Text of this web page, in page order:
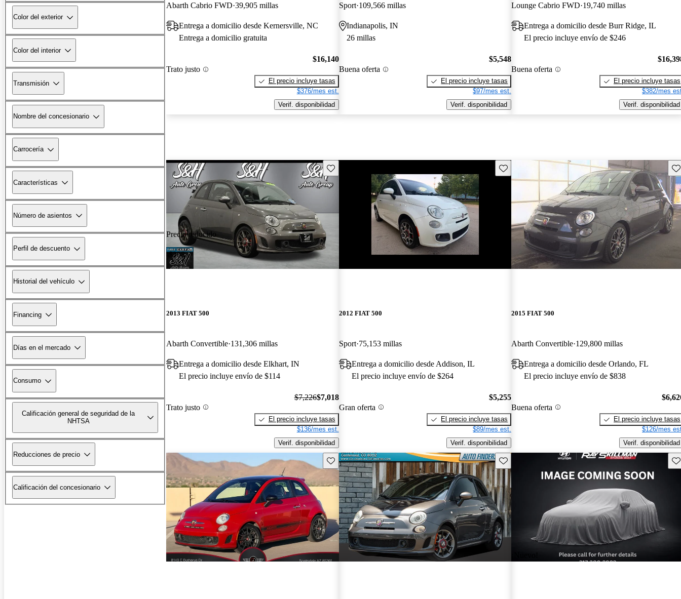
Color del exterior
Color del interior
Transmisión
Nombre del concesionario
Carrocería
Características
Número de asientos
Perfil de descuento
Historial del vehículo
Financing
Días en el mercado
Consumo
Calificación general de seguridad de la
NHTSA
Reducciones de precio
Calificación del concesionario
Abarth Cabrio FWD 39,905 millas
Entrega a domicilio desde Kernersville, NC
Entrega a domicilio gratuita
Trato justo
$16,140
El precio incluye tasas
$376/mes est.
Verif. disponibilidad
Sport 109,566 millas
Indianapolis, IN
26 millas
Buena oferta
$5,548
El precio incluye tasas
$97/mes est.
Verif. disponibilidad
Lounge Cabrio FWD 19,740 millas
Entrega a domicilio desde Burr Ridge, IL
El precio incluye envío de $246
Buena oferta
El precio incluye tasas
$382/mes
Verif. disponibilidad
Precio reducido
-$208
Guarda este Aviso
2013 FIAT 500
Abarth Convertible 131,306 millas
Entrega a domicilio desde Elkhart, IN
El precio incluye envío de $114
Trato justo
$7,226$7,018
El precio incluye tasas
$136/mes est.
Verif. disponibilidad
Guarda este Aviso
2012 FIAT 500
Sport 75,153 millas
Entrega a domicilio desde Addison, IL
El precio incluye envío de $264
Gran oferta
$5,255
El precio incluye tasas
$89/mes est.
Verif. disponibilidad
2015 FIAT 500
Abarth Convertible 129,800 millas
Entrega a domicilio desde Orlando, FL
El precio incluye envío de $838
Buena oferta
El precio incluye tasas
$126/mes
Verif. disponibilidad
Guarda este Aviso Guarda este Aviso